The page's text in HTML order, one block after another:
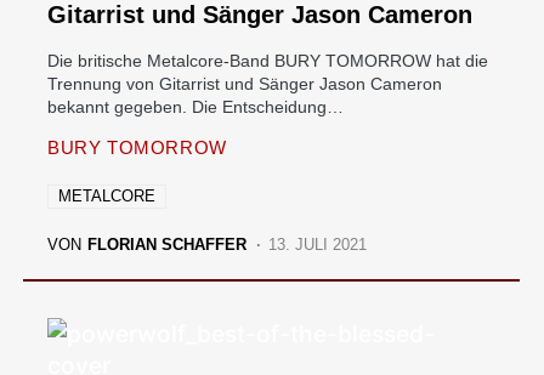
Gitarrist und Sänger Jason Cameron
Die britische Metalcore-Band BURY TOMORROW hat die
Trennung von Gitarrist und Sänger Jason Cameron
bekannt gegeben. Die Entscheidung…
BURY TOMORROW
METALCORE
VON FLORIAN SCHAFFER 13. JULI 2021